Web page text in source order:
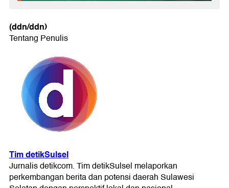
(ddn/ddn)